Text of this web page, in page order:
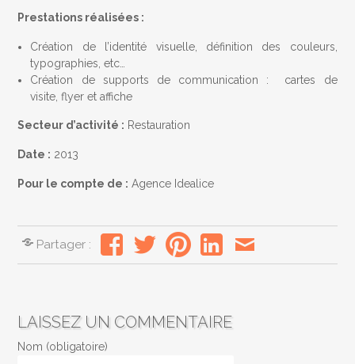
Prestations réalisées :
Création de l’identité visuelle, définition des couleurs,
typographies, etc…
Création de supports de communication : cartes de
visite, flyer et affiche
Secteur d’activité : Restauration
Date : 2013
Pour le compte de : Agence Idealice
Partager :
LAISSEZ UN COMMENTAIRE
Nom (obligatoire)